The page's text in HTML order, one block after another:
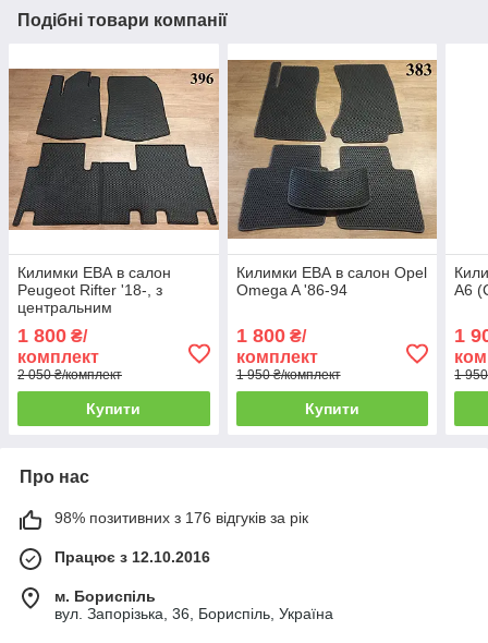
Подібні товари компанії
Килимки ЕВА в салон
Peugeot Rifter '18-, з
центральним
1 800 ₴/
комплект
2 050 ₴/комплект
Купити
Килимки ЕВА в салон Opel
Omega A '86-94
1 800₴/
комплект
1 950 ₴/комплект
Купити
A6
1
1
Про нас
98% позитивних з 176 відгуків за рік
Працює з 12.10.2016
м. Бориспіль
вул. Запорізька, 36, Бориспіль, Україна